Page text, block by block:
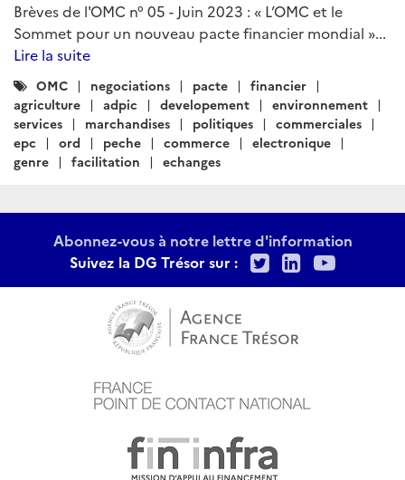
Brèves de l'OMC n° 05 - Juin 2023 : « L’OMC et le
Sommet pour un nouveau pacte financier mondial »...
Lire la suite
Catégories
:
OMC negociations pacte
financier
agriculture
adpic developement
environnement
services
marchandises politiques
commerciales
epc
ord peche commerce
electronique
genre
facilitation echanges
Abonnez-vous à notre lettre d'information
Suivez la DG Trésor sur :
TwitterLinkedIn